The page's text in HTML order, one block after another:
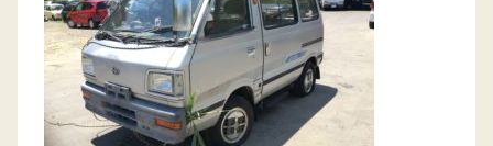
採用情報
サイトマップ